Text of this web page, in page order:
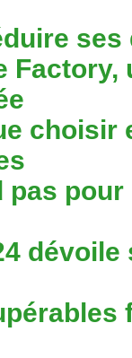
pas